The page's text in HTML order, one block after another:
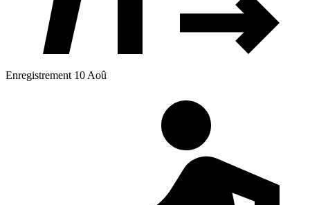
Enregistrement 10 Aoû